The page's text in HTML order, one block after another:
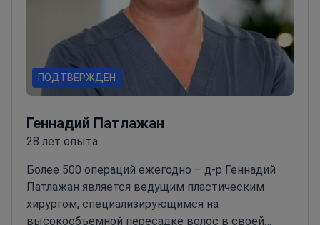
ПОДТВЕРЖДЕН
Геннадий Патлажан
28 лет опыта
Более 500 операций ежегодно – д-р Геннадий
Патлажан является ведущим пластическим
хирургом, специализирующимся на
высокообъемной пересадке волос в своей